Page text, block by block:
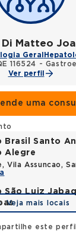
Di Matteo
Geral
116524 -
Ver perfil
uma
este perfil
Brasil Santo
Alegre
Vila Assuncao,
São Luiz
Jabaquara, Sao
Veja mais locais